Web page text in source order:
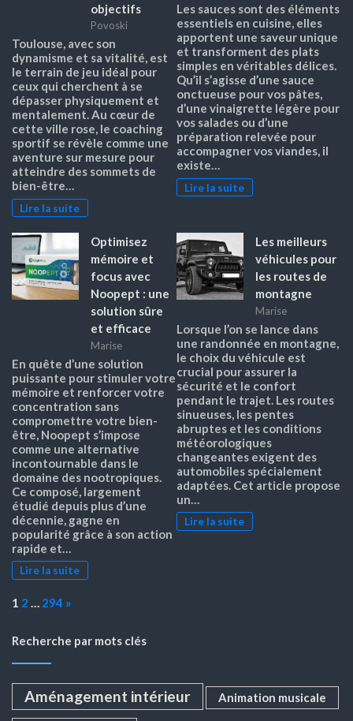
objectifs
Povoski
Toulouse, avec son
dynamisme et sa vitalité, est
le terrain de jeu idéal pour
ceux qui cherchent à se
dépasser physiquement et
mentalement. Au cœur de
cette ville rose, le coaching
sportif se révèle comme une
aventure sur mesure pour
atteindre des sommets de
bien-être…
Lire la suite
Les sauces sont des éléments
essentiels en cuisine, elles
apportent une saveur unique
et transforment des plats
simples en véritables délices.
Qu’il s’agisse d’une sauce
onctueuse pour vos pâtes,
d’une vinaigrette légère pour
vos salades ou d’une
préparation relevée pour
accompagner vos viandes, il
existe…
Lire la suite
Optimisez
mémoire et
focus avec
Noopept : une
solution sûre
et efficace
Marise
En quête d’une solution
puissante pour stimuler votre
mémoire et renforcer votre
concentration sans
compromettre votre bien-
être, Noopept s’impose
comme une alternative
incontournable dans le
domaine des nootropiques.
Ce composé, largement
étudié depuis plus d’une
décennie, gagne en
popularité grâce à son action
rapide et…
Lire la suite
Les meilleurs
véhicules pour
les routes de
montagne
Marise
Lorsque l’on se lance dans
une randonnée en montagne,
le choix du véhicule est
crucial pour assurer la
sécurité et le confort
pendant le trajet. Les routes
sinueuses, les pentes
abruptes et les conditions
météorologiques
changeantes exigent des
automobiles spécialement
adaptées. Cet article propose
un…
Lire la suite
Page:
1 2 … 294 Next
»
Recherche par mots clés
Aménagement intérieur Animation musicale